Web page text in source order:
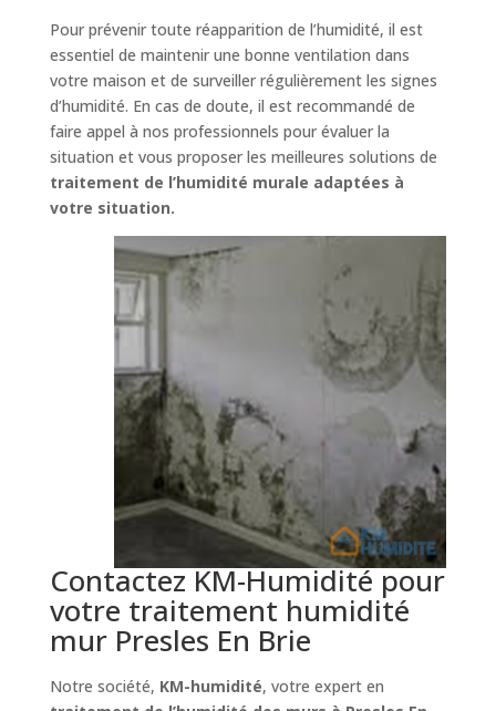
Pour prévenir toute réapparition de l’humidité, il est
essentiel de maintenir une bonne ventilation dans
votre maison et de surveiller régulièrement les signes
d’humidité. En cas de doute, il est recommandé de
faire appel à nos professionnels pour évaluer la
situation et vous proposer les meilleures solutions de
traitement de l’humidité murale adaptées à
votre situation.
Contactez KM-Humidité pour
votre traitement humidité
mur Presles En Brie
Notre société, KM-humidité, votre expert en